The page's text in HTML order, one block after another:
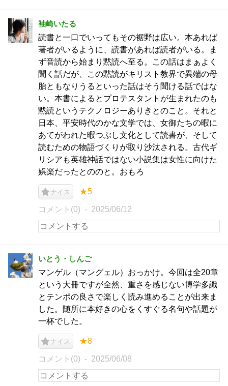
袖崎いたる
読書と一口でいってもその裾野は広い。本あれば
著者がいるように、読書があれば読者がいる。ま
ず音読から始まり黙読へ至る。この話はまぁよく
聞く話だが、この黙読がキリスト教界で異端の母
胎ともなりうるといった話はそう聞ける話ではな
い。本書によるとプロテスタントが生まれたのも
黙読というテクノロジーありきとのこと。それと
日本、平安時代のかな文学では、女御たちの暇に
あてがわれた暇つぶし文化として読書が、そして
読むための物語づくりが取り沙汰される。古代ギ
リシアも英雄神話ではない小説集は女性に向けた
娯楽だったとののと。おもろ
ナイス ★5
コメント(0) 2025/06/12
いとう・しんご
マンゲル（マングェル）おっかけ。今回は全20章
という大冊ですが全然、重さを感じない博学多識
とテンポの良さで楽しく読み進めることが出来ま
した。随所に本好きの心をくすぐる名句や話題が
一杯でした。
ナイス ★8
コメント(0) 2025/06/08